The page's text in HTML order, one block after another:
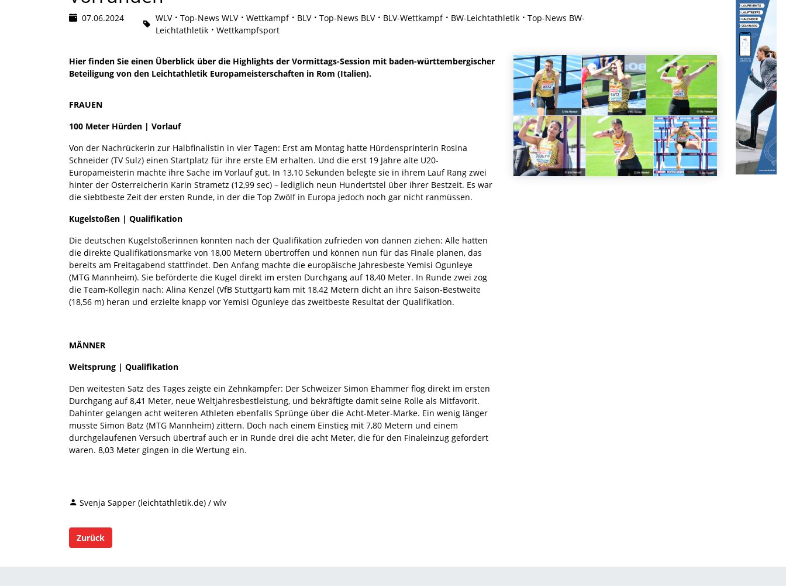
07.06.2024 WLV Top-News WLV Wettkampf BLV Top-News BLV BLV-Wettkampf BW-Leichtathletik
Top-News BW-
Leichtathletik
Wettkampfsport
Hier finden Sie einen Überblick über die Highlights der Vormittags-Session mit baden-württembergischer
Beteiligung von den Leichtathletik Europameisterschaften in Rom (Italien).
FRAUEN
100 Meter Hürden | Vorlauf
Von der Nachrückerin zur Halbfinalistin in vier Tagen: Erst am Montag hatte Hürdensprinterin Rosina
Schneider (TV Sulz) einen Startplatz für ihre erste EM erhalten. Und die erst 19 Jahre alte U20-
Europameisterin machte ihre Sache im Vorlauf gut. In 13,10 Sekunden belegte sie in ihrem Lauf Rang zwei
hinter der Österreicherin Karin Strametz (12,99 sec) – lediglich neun Hundertstel über ihrer Bestzeit. Es war
die siebtbeste Zeit der ersten Runde, in der die Top Zwölf in Europa jedoch noch gar nicht ranmüssen.
Kugelstoßen | Qualifikation
Die deutschen Kugelstoßerinnen konnten nach der Qualifikation zufrieden von dannen ziehen: Alle hatten
die direkte Qualifikationsmarke von 18,00 Metern übertroffen und können nun für das Finale planen, das
bereits am Freitagabend stattfindet. Den Anfang machte die europäische Jahresbeste Yemisi Ogunleye
(MTG Mannheim). Sie beförderte die Kugel direkt im ersten Durchgang auf 18,40 Meter. In Runde zwei zog
die Team-Kollegin nach: Alina Kenzel (VfB Stuttgart) kam mit 18,42 Metern dicht an ihre Saison-Bestweite
(18,56 m) heran und erzielte knapp vor Yemisi Ogunleye das zweitbeste Resultat der Qualifikation.
MÄNNER
Weitsprung | Qualifikation
Den weitesten Satz des Tages zeigte ein Zehnkämpfer: Der Schweizer Simon Ehammer flog direkt im ersten
Durchgang auf 8,41 Meter, neue Weltjahresbestleistung, und bekräftigte damit seine Rolle als Mitfavorit.
Dahinter gelangen acht weiteren Athleten ebenfalls Sprünge über die Acht-Meter-Marke. Ein wenig länger
musste Simon Batz (MTG Mannheim) zittern. Doch nach einem Einstieg mit 7,80 Metern und einem
durchgelaufenen Versuch übertraf auch er in Runde drei die acht Meter, die für den Finaleinzug gefordert
waren. 8,03 Meter gingen in die Wertung ein.
Svenja Sapper (leichtathletik.de) / wlv
Zurück